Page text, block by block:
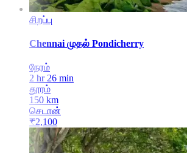
சிறப்பு
Chennai முதல் Pondicherry
நேரம்
2 hr 26 min
தூரம்
150 km
செடான்
₹2,100